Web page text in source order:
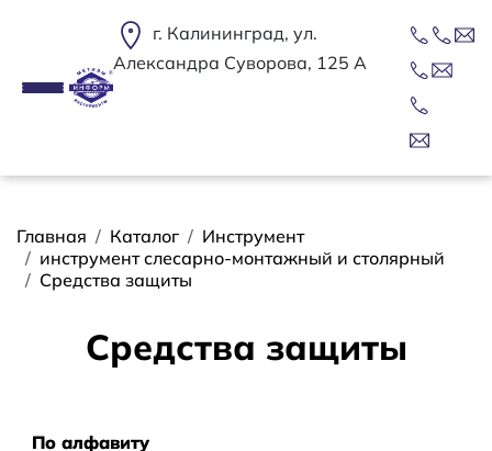
г. Калининград, ул.
Александра Суворова, 125 А
Строка навигации
Главная Каталог
Инструмент
инструмент слесарно-монтажный и столярный
Средства защиты
Средства защиты
По алфавиту
По алфавиту